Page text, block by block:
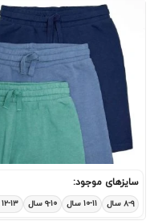
سایزهای موجود:
۸-۹ سال ۱۰-۱۱ سال ۹-۱۰ سال ۱۲-۱۳ سال